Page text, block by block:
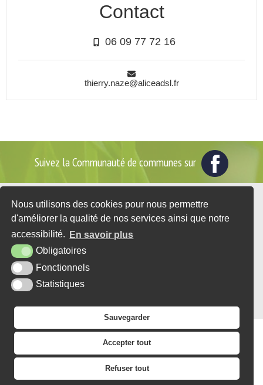
Nous utilisons des cookies pour nous permettre
d'améliorer la qualité de nos services ainsi que notre
accessibilité.
En savoir plus
Obligatoires
Fonctionnels
Statistiques
Sauvegarder
Accepter tout
Refuser tout
Contact
06 09 77 72 16
thierry.naze@aliceadsl.fr
Suivez la Communauté de communes sur
2 place du Général de Gaulle - BP35
76560 DOUDEVILLE
Tél. : 02 35 95 07 25